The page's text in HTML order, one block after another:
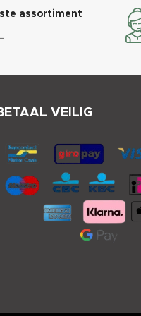
assortiment
VEILIG